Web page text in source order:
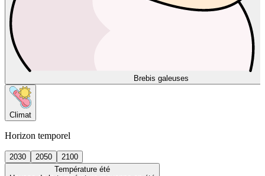
Brebis galeuses
Climat
Horizon temporel
2030 2050
2100
Température été